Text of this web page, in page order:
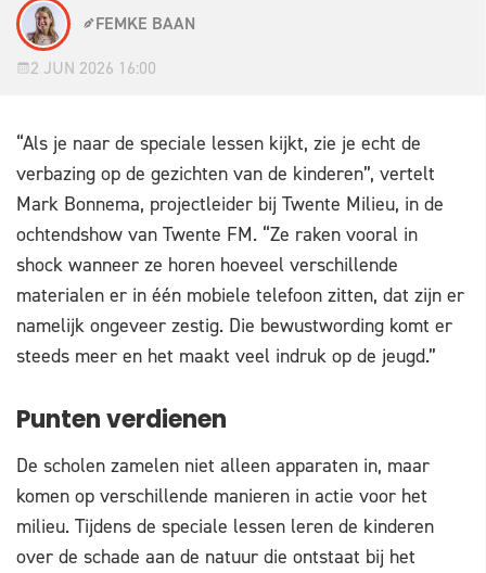
FEMKE BAAN
2 JUN 2026 16:00
“Als je naar de speciale lessen kijkt, zie je echt de
verbazing op de gezichten van de kinderen”, vertelt
Mark Bonnema, projectleider bij Twente Milieu, in de
ochtendshow van Twente FM. “Ze raken vooral in
shock wanneer ze horen hoeveel verschillende
materialen er in één mobiele telefoon zitten, dat zijn er
namelijk ongeveer zestig. Die bewustwording komt er
steeds meer en het maakt veel indruk op de jeugd.”
Punten verdienen
De scholen zamelen niet alleen apparaten in, maar
komen op verschillende manieren in actie voor het
milieu. Tijdens de speciale lessen leren de kinderen
over de schade aan de natuur die ontstaat bij het